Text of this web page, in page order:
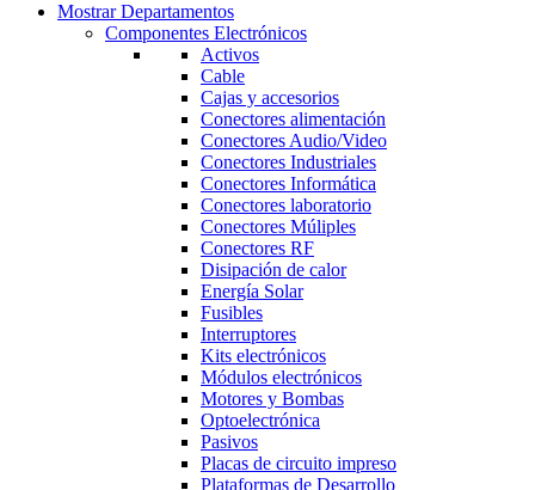
Mostrar Departamentos
Componentes Electrónicos
Activos
Cable
Cajas y accesorios
Conectores alimentación
Conectores Audio/Video
Conectores Industriales
Conectores Informática
Conectores laboratorio
Conectores Múliples
Conectores RF
Disipación de calor
Energía Solar
Fusibles
Interruptores
Kits electrónicos
Módulos electrónicos
Motores y Bombas
Optoelectrónica
Pasivos
Placas de circuito impreso
Plataformas de Desarrollo